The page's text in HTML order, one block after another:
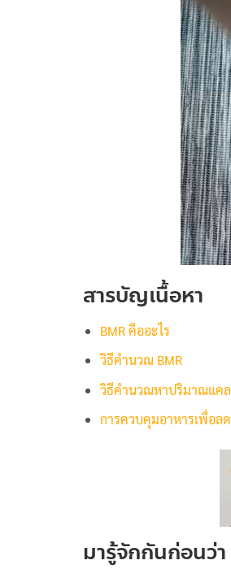
สารบัญเนื้อหา
BMR คืออะไร
วิธีคำนวณ BMR
วิธีคำนวณหาปริมาณแคล
การควบคุมอาหารเพื่อล
มารู้จักกันก่อนว่า